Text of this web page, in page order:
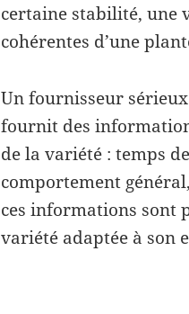
certaine stabilité, une
cohérentes d’une
Un fournisseur
fournit des
de la variété : temps
comportement
ces informations sont
variété adaptée à son